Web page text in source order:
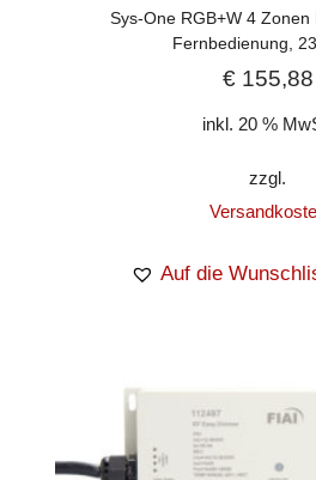
Sys-One RGB+W 4 Zonen
Fernbedienung,
€155,88
inkl. 20 %
zzgl.
Auf die